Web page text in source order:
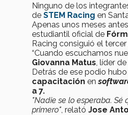
Ninguno de los
de STEM Racing en
Apenas unos meses
estudiantil oficial de
Racing consiguió el
“Cuando escuchamos
Giovanna Matus , líder de
Detrás de ese podio
capacitación en
a 7.
"Nadie se lo esperaba.
primero" , relató Jose